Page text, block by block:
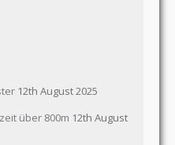
12th August 2025
über 800m 12th August